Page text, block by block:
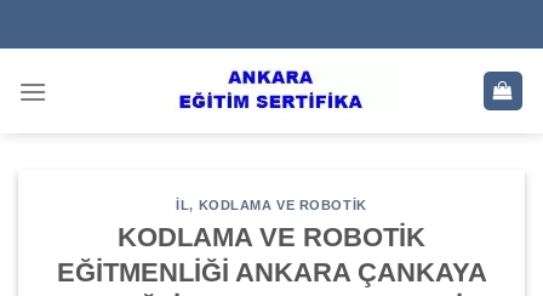
to
IL, KODLAMA VE ROBOTIK
KODLAMA VE ROBOTİK
EĞİTMENLİĞİ ANKARA ÇANKAYA